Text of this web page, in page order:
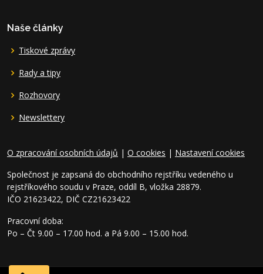
Naše články
Tiskové zprávy
Rady a tipy
Rozhovory
Newslettery
O zpracování osobních údajů | O cookies | Nastavení cookies
Společnost je zapsaná do obchodního rejstříku vedeného u
rejstříkového soudu v Praze, oddíl B, vložka 28879.
IČO 21623422, DIČ CZ21623422
Pracovní doba:
Po – Čt 9.00 – 17.00 hod. a Pá 9.00 – 15.00 hod.